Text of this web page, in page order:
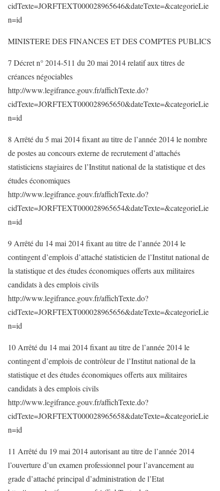
cidTexte=JORFTEXT000028965646&dateTexte=&categorieLie
n=id
MINISTERE DES FINANCES ET DES COMPTES PUBLICS
7 Décret n° 2014-511 du 20 mai 2014 relatif aux titres de
créances négociables
http://www.legifrance.gouv.fr/affichTexte.do?
cidTexte=JORFTEXT000028965650&dateTexte=&categorieLie
n=id
8 Arrêté du 5 mai 2014 fixant au titre de l’année 2014 le nombre
de postes au concours externe de recrutement d’attachés
statisticiens stagiaires de l’Institut national de la statistique et des
études économiques
http://www.legifrance.gouv.fr/affichTexte.do?
cidTexte=JORFTEXT000028965654&dateTexte=&categorieLie
n=id
9 Arrêté du 14 mai 2014 fixant au titre de l’année 2014 le
contingent d’emplois d’attaché statisticien de l’Institut national de
la statistique et des études économiques offerts aux militaires
candidats à des emplois civils
http://www.legifrance.gouv.fr/affichTexte.do?
cidTexte=JORFTEXT000028965656&dateTexte=&categorieLie
n=id
10 Arrêté du 14 mai 2014 fixant au titre de l’année 2014 le
contingent d’emplois de contrôleur de l’Institut national de la
statistique et des études économiques offerts aux militaires
candidats à des emplois civils
http://www.legifrance.gouv.fr/affichTexte.do?
cidTexte=JORFTEXT000028965658&dateTexte=&categorieLie
n=id
11 Arrêté du 19 mai 2014 autorisant au titre de l’année 2014
l’ouverture d’un examen professionnel pour l’avancement au
grade d’attaché principal d’administration de l’Etat